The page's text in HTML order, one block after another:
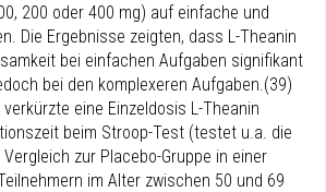
200 oder 400 mg) auf einfache und
Die Ergebnisse zeigten, dass L-Theanin
bei einfachen Aufgaben signifikant
bei den komplexeren Aufgaben.(39)
eine Einzeldosis L-Theanin
beim Stroop-Test (testet u.a. die
zur Placebo-Gruppe in einer
im Alter zwischen 50 und 69